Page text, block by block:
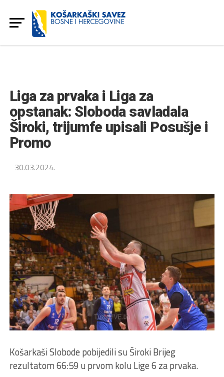
Liga za prvaka i Liga za
opstanak: Sloboda savladala
Široki, trijumfe upisali Posušje i
Promo
30.03.2024.
Košarkaši Slobode pobijedili su Široki Brijeg
rezultatom 66:59 u prvom kolu Lige 6 za prvaka.